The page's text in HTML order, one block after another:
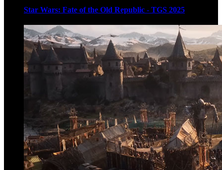
Star Wars: Fate of the Old Republic - TGS 2025